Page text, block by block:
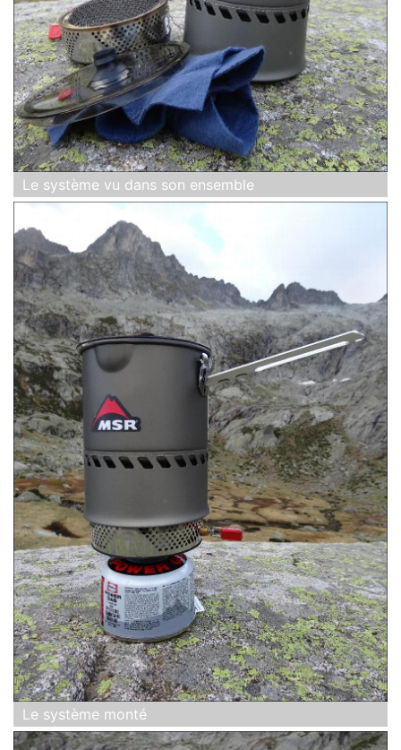
Le système vu dans son ensemble
Le système monté